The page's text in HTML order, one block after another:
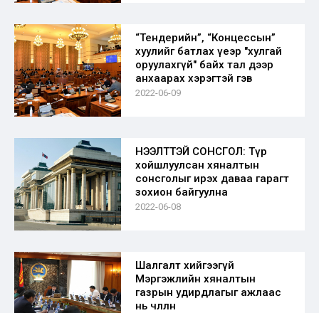
“Тендерийн”, “Концессын”
хуулийг батлах үеэр "хулгай
оруулахгүй" байх тал дээр
анхаарах хэрэгтэй гэв
2022-06-09
НЭЭЛТТЭЙ СОНСГОЛ: Түр
хойшлуулсан хяналтын
сонсголыг ирэх даваа гарагт
зохион байгуулна
2022-06-08
Шалгалт хийгээгүй
Мэргэжлийн хяналтын
газрын удирдлагыг ажлаас
нь чөлөөлнө